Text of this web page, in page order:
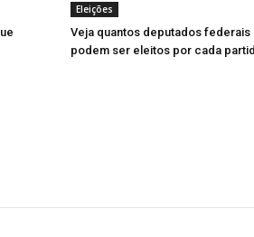
Eleições
Veja quantos deputados federais
podem ser eleitos por cada